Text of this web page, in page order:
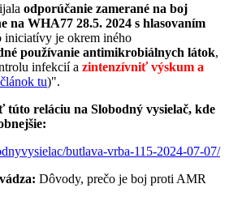
odporúčanie zamerané na boj
na WHA77 28.5. 2024 s hlasovaním
iniciatívy je okrem iného
používanie antimikrobiálnych látok,
infekcií a zintenzívniť výskum a
článok tu)".
túto reláciu na Slobodný vysielač, kde
butlava-vrba-115-2024-07-07/
Dôvody, prečo je boj proti AMR